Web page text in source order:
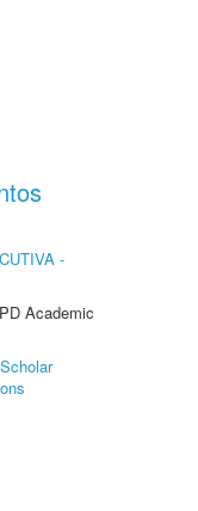
-
Academic